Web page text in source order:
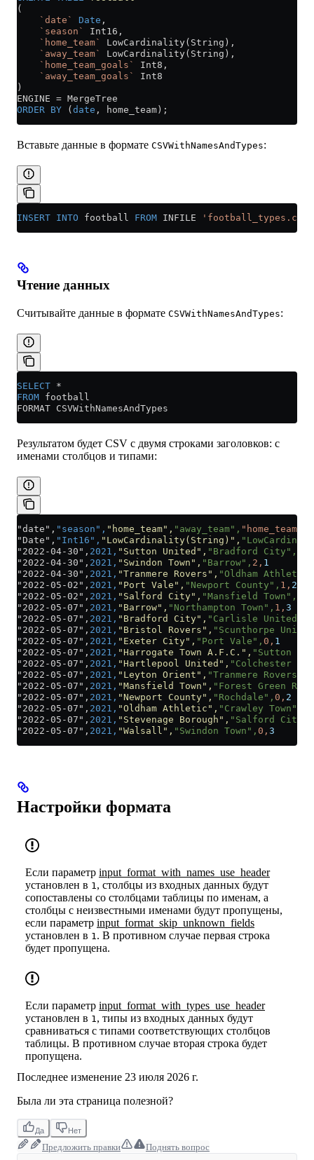
(
    `date`
Date ,
    `season`
Int16,
    `home_team`
LowCardinality(String),
    `away_team`
LowCardinality(String),
    `home_team_goals`
Int8,
    `away_team_goals`
Int8
)
ENGINE = MergeTree
ORDER BY ( date , home_team);
Вставьте данные в формате CSVWithNamesAndTypes:
INSERT INTO football FROM INFILE 'football_types.csv'
Чтение данных
Считывайте данные в формате CSVWithNamesAndTypes:
SELECT *
FROM football
FORMAT CSVWithNamesAndTypes
Результатом будет CSV с двумя строками заголовков: с
именами столбцов и типами:
"date", "season", "home_team", "away_team",
"Date", "Int16", "LowCardinality(String)",
"2022-04-30", 2021, "Sutton United", "Bradford City",
"2022-04-30", 2021, "Swindon Town", "Barrow", 2, 1
"2022-04-30", 2021, "Tranmere Rovers", "Oldham
"2022-05-02", 2021, "Port Vale", "Newport County", 1, 2
"2022-05-02", 2021, "Salford City", "Mansfield Town",
"2022-05-07", 2021, "Barrow", "Northampton Town", 1, 3
"2022-05-07", 2021, "Bradford City", "Carlisle United",
"2022-05-07", 2021, "Bristol Rovers", "Scunthorpe
"2022-05-07", 2021, "Exeter City", "Port Vale", 0, 1
"2022-05-07", 2021, "Harrogate Town A.F.C.", "Sutton
"2022-05-07", 2021, "Hartlepool United", "Colchester
"2022-05-07", 2021, "Leyton Orient", "Tranmere Rovers",
"2022-05-07", 2021, "Mansfield Town", "Forest Green
"2022-05-07", 2021, "Newport County", "Rochdale", 0, 2
"2022-05-07", 2021, "Oldham Athletic", "Crawley Town",
"2022-05-07", 2021, "Stevenage Borough", "Salford City",
"2022-05-07", 2021, "Walsall", "Swindon Town", 0, 3
Настройки формата
Если параметр input_format_with_names_use_header
установлен в 1, столбцы из входных данных будут
сопоставлены со столбцами таблицы по именам, а
столбцы с неизвестными именами будут пропущены,
если параметр input_format_skip_unknown_fields
установлен в 1. В противном случае первая строка
будет пропущена.
Если параметр input_format_with_types_use_header
установлен в 1, типы из входных данных будут
сравниваться с типами соответствующих столбцов
таблицы. В противном случае вторая строка будет
пропущена.
Последнее изменение 23 июля 2026 г.
Была ли эта страница полезной?
Да Нет
Предложить правки Поднять вопрос